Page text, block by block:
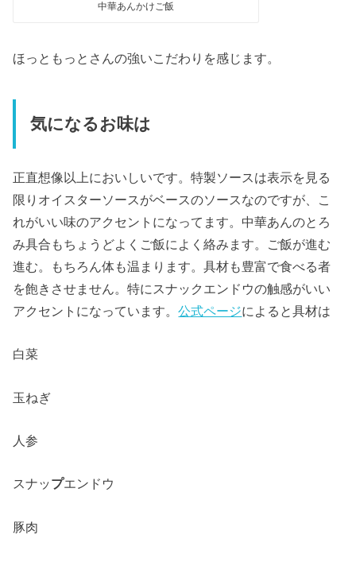
中華あんかけご飯
ほっともっとさんの強いこだわりを感じます。
気になるお味は
正直想像以上においしいです。特製ソースは表示を見る
限りオイスターソースがベースのソースなのですが、こ
れがいい味のアクセントになってます。中華あんのとろ
み具合もちょうどよくご飯によく絡みます。ご飯が進む
進む。もちろん体も温まります。具材も豊富で食べる者
を飽きさせません。特にスナックエンドウの触感がいい
アクセントになっています。公式ページによると具材は
白菜
玉ねぎ
人参
スナップエンドウ
豚肉